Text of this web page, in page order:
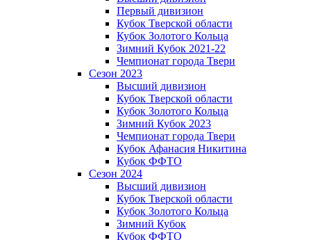
Первый дивизион
Кубок Тверской области
Кубок Золотого Кольца
Зимний Кубок 2021-22
Чемпионат города Твери
Сезон 2023
Высший дивизион
Кубок Тверской области
Кубок Золотого Кольца
Зимний Кубок 2023
Чемпионат города Твери
Кубок Афанасия Никитина
Кубок ФФТО
Сезон 2024
Высший дивизион
Кубок Тверской области
Кубок Золотого Кольца
Зимний Кубок
Кубок ФФТО